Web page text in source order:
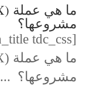
مشروعها؟
مشروعها؟ ...